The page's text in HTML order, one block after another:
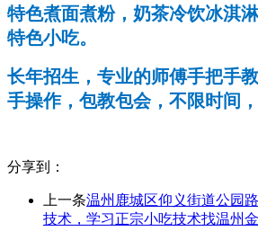
特色煮面煮粉，奶茶冷饮冰淇
特色小吃。
长年招生，专业的师傅手把手
手操作，包教包会，不限时间，
分享到：
上一条温州鹿城区仰义街道公园
技术，学习正宗小吃技术找温州